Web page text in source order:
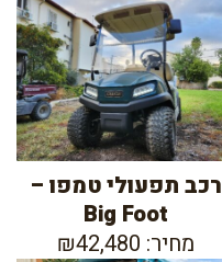
רכב תפעולי טמפו –
Big Foot
מחיר: ₪42,480